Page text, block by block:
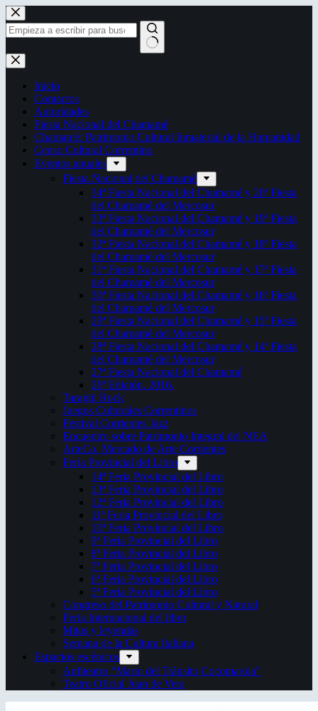
Saltar
al
contenido
Sin
resultados
Inicio
Contactos
Autoridades
Fiesta Nacional del Chamamé
Chamamé: Patrimonio Cultural Inmaterial de la Humanidad
Censo Cultural Correntino
Eventos anuales
Fiesta Nacional del Chamamé
34ª Fiesta Nacional del Chamamé y 20ª Fiesta
del Chamamé del Mercosur
33ª Fiesta Nacional del Chamamé y 19ª Fiesta
del Chamamé del Mercosur
32ª Fiesta Nacional del Chamamé y 18ª Fiesta
del Chamamé del Mercosur
31ª Fiesta Nacional del Chamamé y 17ª Fiesta
del Chamamé del Mercosur
30ª Fiesta Nacional del Chamamé y 16ª Fiesta
del Chamamé del Mercosur
29ª Fiesta Nacional del Chamamé y 15ª Fiesta
del Chamamé del Mercosur
28ª Fiesta Nacional del Chamamé y 14ª Fiesta
del Chamamé del Mercosur
27ª Fiesta Nacional del Chamamé
26ª Edición. 2016.
Taragüi Rock
Juegos Culturales Correntinos
Festival Corrientes Jazz
Encuentro sobre Patrimonio Integral del NEA
ArteCo. Mercado de Arte Corrientes
Feria Provincial del Libro
14ª Feria Provincial del Libro
13ª Feria Provincial del Libro
12ª Feria Provincial del Libro
11ª Feria Provincial del Libro
10ª Feria Provincial del Libro
9ª Feria Provincial del Libro
8ª Feria Provincial del Libro
7ª Feria Provincial del Libro
6ª Feria Provincial del Libro
5ª Feria Provincial del Libro
Congreso del Patrimonio Cultural y Natural
Feria Internacional del libro
Mitos y leyendas
Semana de la Cultura Italiana
Espacios escénicos
Anfiteatro “Mario del Tránsito Cocomarola”
Teatro Oficial Juan de Vera